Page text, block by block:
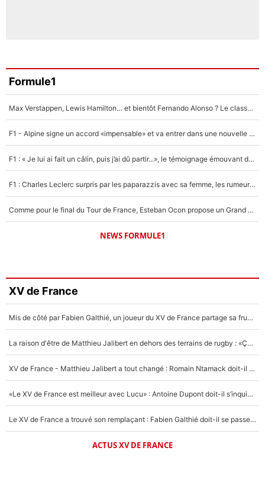
Formule1
Max Verstappen, Lewis Hamilton… et bientôt Fernando Alonso ? Le classement des pilotes les mieux payés en Formule 1 risque de changer !
F1 - Alpine signe un accord «impensable» et va entrer dans une nouvelle dimension : Grande nouvelle pour Pierre Gasly !
F1 : « Je lui ai fait un câlin, puis j’ai dû partir...», le témoignage émouvant de Max Verstappen sur sa fille
F1 : Charles Leclerc surpris par les paparazzis avec sa femme, les rumeurs étaient vraies !
Comme pour le final du Tour de France, Esteban Ocon propose un Grand Prix de Formule 1 à Paris : «Autour de l’Arc de Triomphe, ce serait génial» !
NEWS FORMULE1
XV de France
Mis de côté par Fabien Galthié, un joueur du XV de France partage sa frustration : «ils ne me l’ont pas dit tout de suite»
La raison d'être de Matthieu Jalibert en dehors des terrains de rugby : «Ça m'atteint autant que si tu touches à un membre de ma famille»
XV de France - Matthieu Jalibert a tout changé : Romain Ntamack doit-il s’inquiéter pour sa place à un an de la Coupe du monde ?
«Le XV de France est meilleur avec Lucu» : Antoine Dupont doit-il s’inquiéter pour sa place ?
Le XV de France a trouvé son remplaçant : Fabien Galthié doit-il se passer d'Antoine Dupont ?
ACTUS XV DE FRANCE